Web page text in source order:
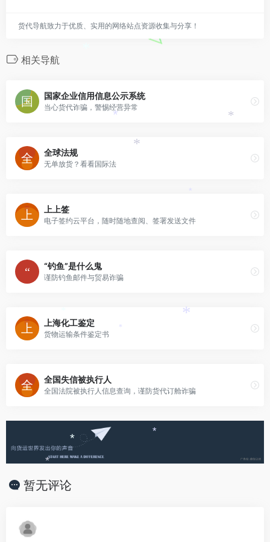
货代导航致力于优质、实用的网络站点资源收集与分享！
相关导航
国家企业信用信息公示系统
当心货代诈骗，警惕经营异常
全球法规
无单放货？看看国际法
上上签
电子签约云平台，随时随地查阅、签署发送文件
“钓鱼”是什么鬼
谨防钓鱼邮件与贸易诈骗
上海化工鉴定
货物运输条件鉴定书
全国失信被执行人
全国法院被执行人信息查询，谨防货代订舱诈骗
暂无评论
*
*